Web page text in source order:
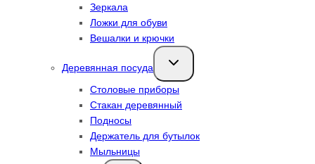
Зеркала
Ложки для обуви
Вешалки и крючки
Деревянная посуда
Переключить
дочернее
Столовые приборы
Стакан деревянный
Подносы
Держатель для бутылок
Мыльницы